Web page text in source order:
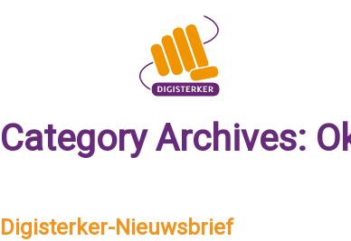
Category Archives:
Digisterker-Nieuwsbrief